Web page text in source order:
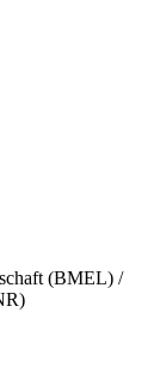
(BMEL) /